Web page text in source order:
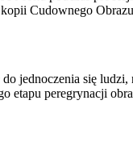
Cudownego
do jednoczenia się
etapu peregrynacji